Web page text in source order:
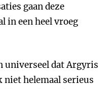
gaan deze
in een heel vroeg
universeel dat Argyris
niet helemaal serieus